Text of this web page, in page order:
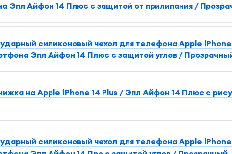
Эпл Айфон 14 Плюс с защитой от прилипания /
силиконовый чехол для телефона Apple
Эпл Айфон 14 Плюс с защитой углов /
на Apple iPhone 14 Plus / Эпл Айфон 14 Плюс с
силиконовый чехол для телефона Apple